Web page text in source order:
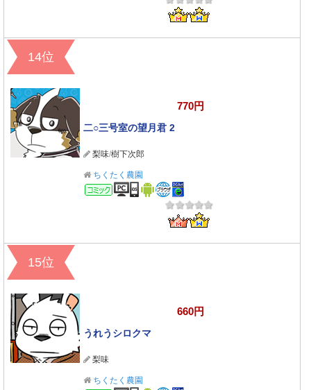
14位
770円
二○三号室の望月君 2
梨味/樹下次郎
ちくたく農園
コミック
15位
660円
うれうシロクマ
梨味
ちくたく農園